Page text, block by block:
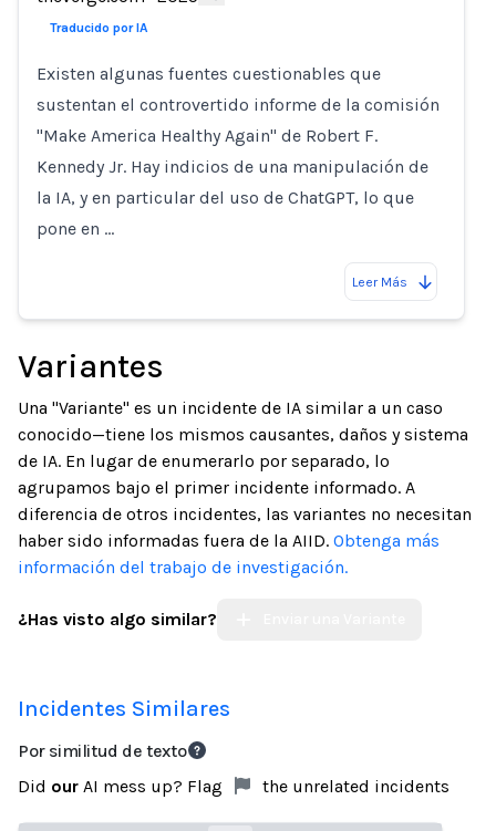
Traducido por IA
Existen algunas fuentes cuestionables que
sustentan el controvertido informe de la comisión
"Make America Healthy Again" de Robert F.
Kennedy Jr. Hay indicios de una manipulación de
la IA, y en particular del uso de ChatGPT, lo que
pone en …
Leer Más
Variantes
Una "Variante" es un incidente de IA similar a un caso
conocido—tiene los mismos causantes, daños y sistema
de IA. En lugar de enumerarlo por separado, lo
agrupamos bajo el primer incidente informado. A
diferencia de otros incidentes, las variantes no necesitan
haber sido informadas fuera de la AIID. Obtenga más
información del trabajo de investigación.
¿Has visto algo similar?
Incidentes Similares
Por similitud de texto
Did our AI mess up? Flag the unrelated incidents